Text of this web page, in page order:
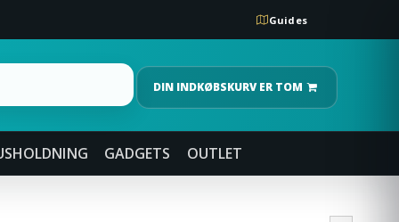
Guides
DIN INDKØBSKURV ER TOM
GADGETS OUTLET